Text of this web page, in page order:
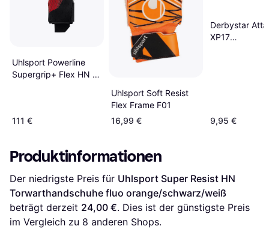
Uhlsport Powerline
Supergrip+ Flex HN -
111 €
Uhlsport Soft Resist
Flex Frame F01
16,99 €
Derbystar
XP17
9,95 €
Produktinformationen
Der niedrigste Preis für Uhlsport Super Resist HN
Torwarthandschuhe fluo orange/schwarz/weiß
beträgt derzeit 24,00 €. Dies ist der günstigste Preis
im Vergleich zu 8 anderen Shops.